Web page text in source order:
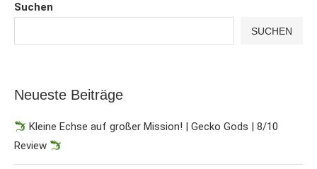
Suchen
SUCHEN
Neueste Beiträge
Kleine Echse auf großer Mission! | Gecko Gods | 8/10
Review